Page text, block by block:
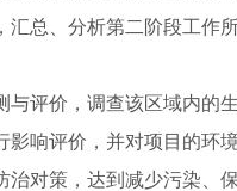
总、分析第二阶段工作
评价，调查该区域内的
响评价，并对项目的环
对策，达到减少污染、